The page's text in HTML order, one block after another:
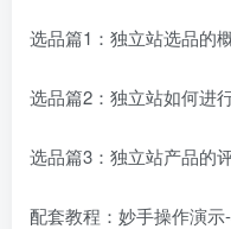
选品篇1：独立站选品的
选品篇2：独立站如何进
选品篇3：独立站产品的
配套教程：妙手操作演